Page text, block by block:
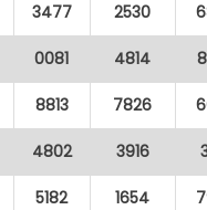
3477 2530
0081 4814
8813 7826
4802 3916
5182 1654